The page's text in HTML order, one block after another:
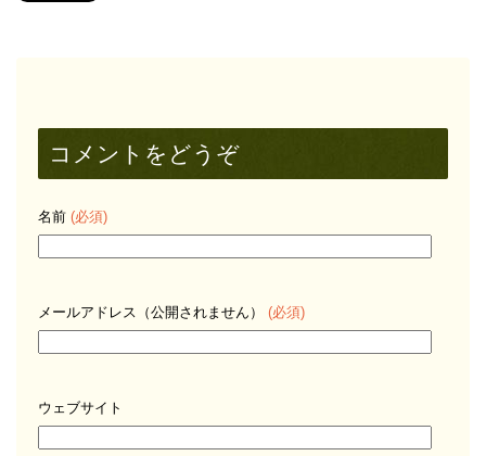
コメントをどうぞ
名前 (必須)
メールアドレス（公開されません） (必須)
ウェブサイト